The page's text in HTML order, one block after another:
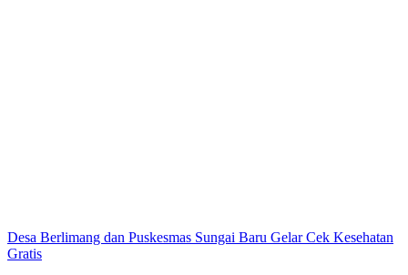
Desa Berlimang dan Puskesmas Sungai Baru Gelar Cek Kesehatan
Gratis